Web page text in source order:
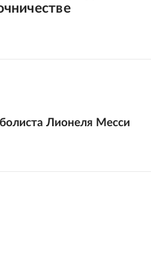
Лионеля Месси